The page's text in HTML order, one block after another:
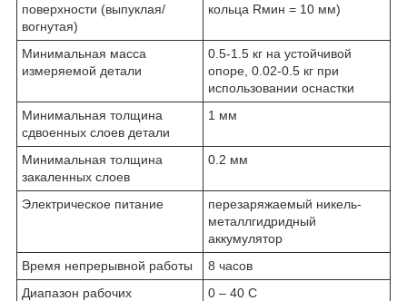
поверхности (выпуклая/
вогнутая)
кольца Rмин = 10 мм)
Минимальная масса
измеряемой детали
0.5-1.5 кг на устойчивой
опоре, 0.02-0.5 кг при
использовании оснастки
Минимальная толщина
сдвоенных слоев детали
1 мм
Минимальная толщина
закаленных слоев
0.2 мм
Электрическое питание
перезаряжаемый никель-
металлгидридный
аккумулятор
Время непрерывной работы
8 часов
Диапазон рабочих
0 – 40 С